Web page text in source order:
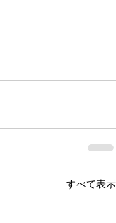
すべて表示